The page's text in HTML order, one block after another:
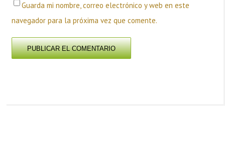
Guarda mi nombre, correo electrónico y web en este
navegador para la próxima vez que comente.